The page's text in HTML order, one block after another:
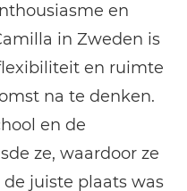
en
in Zweden is
en ruimte
na te denken.
en de
ze, waardoor ze
juiste plaats was